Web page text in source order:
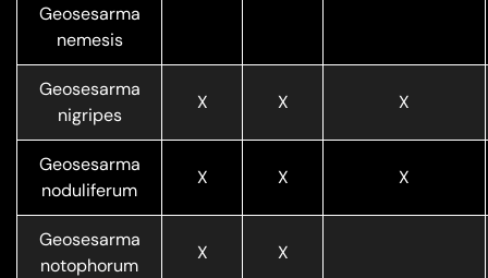
Geosesarma
nemesis
Geosesarma
nigripes
X X X
Geosesarma
noduliferum
X X X
Geosesarma
notophorum
X X